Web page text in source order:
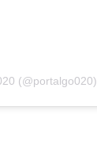
(@portalgo020)